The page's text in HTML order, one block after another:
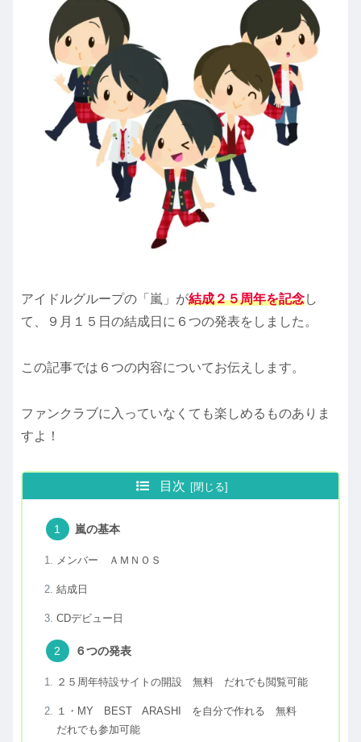
アイドルグループの「嵐」が結成２５周年を記念し
て、９月１５日の結成日に６つの発表をしました。
この記事では６つの内容についてお伝えします。
ファンクラブに入っていなくても楽しめるものありま
すよ！
目次
嵐の基本
メンバー ＡＭＮＯＳ
結成日
CDデビュー日
６つの発表
２５周年特設サイトの開設 無料 だれでも閲覧可能
１・MY BEST ARASHI を自分で作れる 無料
だれでも参加可能